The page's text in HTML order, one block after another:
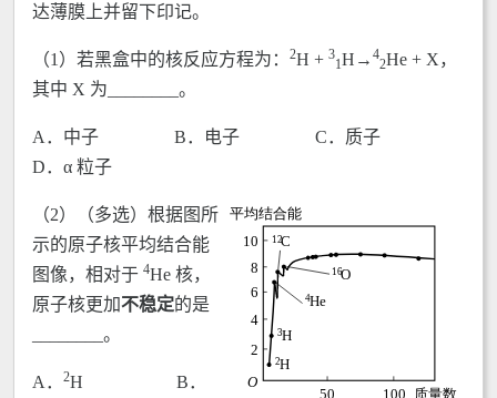
达薄膜上并留下印记。
（1）若黑盒中的核反应方程为： 2H + 3
1H→ 4
2He + X，
其中 X 为________。
A．中子 B．电子 C．质子
D．α 粒子
（2）（多选）根据图所
示的原子核平均结合能
图像，相对于 4He 核，
原子核更加不稳定的是
________。
A． 2H B．